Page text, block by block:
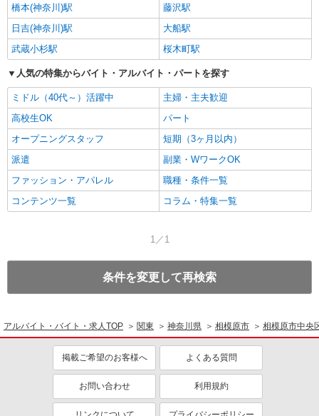
橋本(神奈川)駅
藤沢駅
日吉(神奈川)駅
大船駅
武蔵小杉駅
桜木町駅
人気の特集からバイト・アルバイト・パートを探す
ミドル（40代～）活躍中
主婦・主夫歓迎
高校生OK
パート
オープニングスタッフ
短期（3ヶ月以内）
派遣
副業・WワークOK
ファッション・アパレル
職種・条件一覧
コンテンツ一覧
コラム・特集一覧
1／1
条件を変更して再検索
アルバイト・バイト・求人TOP 関東 神奈川県 相模原市 相模原市中央
掲載ご希望のお客様へ よくある質問
お問い合わせ 利用規約